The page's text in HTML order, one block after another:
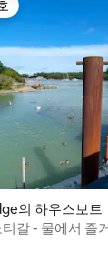
호
의 하우스보트
갈 - 물에서 즐